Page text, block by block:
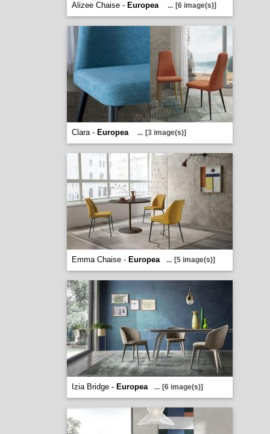
Alizee Chaise - Europea ... [6 image(s)]
Clara - Europea ... [3 image(s)]
Emma Chaise - Europea ... [5 image(s)]
Izia Bridge - Europea ... [6 image(s)]